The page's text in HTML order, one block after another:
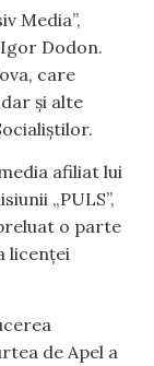
Media”,
Dodon.
care
și alte
afiliat lui
„PULS”,
o parte
licenței
de Apel a